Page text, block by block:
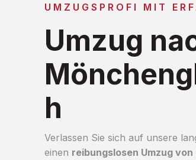
UMZUGSPROFI MIT
Umzug
h
Verlassen Sie sich auf unsere
einen reibungslosen Umzug